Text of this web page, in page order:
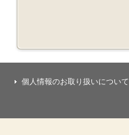
個人情報のお取り扱いについて